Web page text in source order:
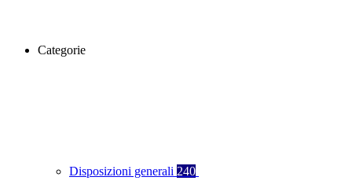
Categorie
Disposizioni generali 240